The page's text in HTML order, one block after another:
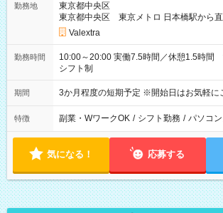
勤務地
東京都中央区
東京都中央区 東京メトロ 日本橋駅から直
Valextra
勤務時間
10:00～20:00 実働7.5時間／休憩1.5時間 営業時間に合わせた
シフト制
期間 3か月程度の短期予定 ※開始日はお気軽に
特徴 副業・WワークOK / シフト勤務 / パソコ
気になる！ 応募する